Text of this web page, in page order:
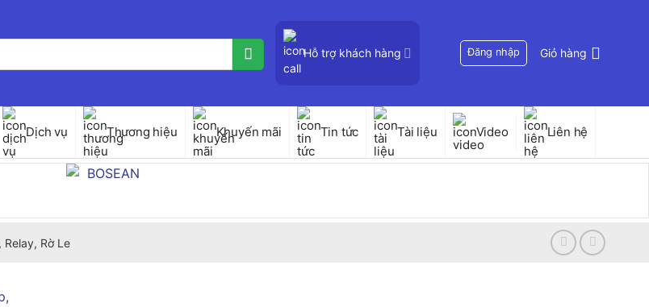
Hỗ trợ khách hàng Đăng nhập Giỏ hàng
Dịch vụ Thương hiệu Khuyến mãi Tin tức Tài liệu Video Liên hệ
Rờ Le